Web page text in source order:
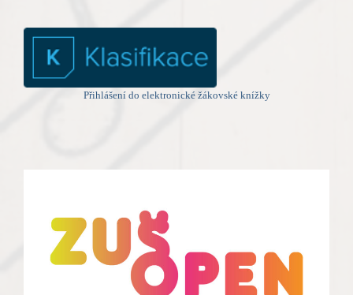
Přihlášení do elektronické žákovské knížky